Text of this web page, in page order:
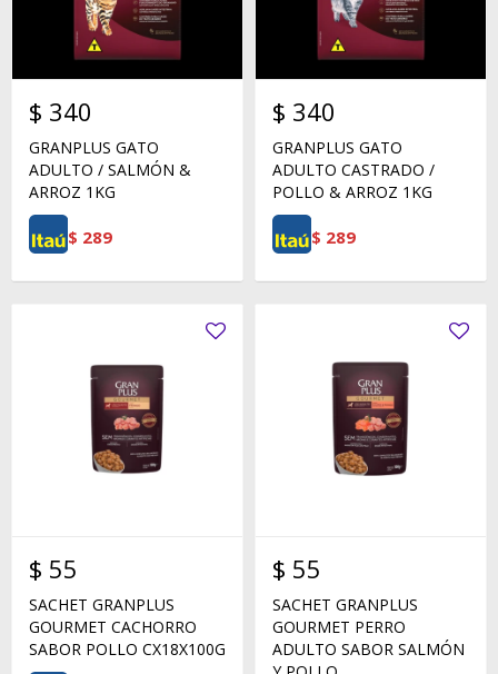
$ 340
GRANPLUS GATO
ADULTO / SALMÓN &
ARROZ 1KG
$ 289
$ 340
GRANPLUS GATO
ADULTO CASTRADO /
POLLO & ARROZ 1KG
$ 289
$ 55
SACHET GRANPLUS
GOURMET CACHORRO
SABOR POLLO CX18X100G
$ 55
SACHET GRANPLUS
GOURMET PERRO
ADULTO SABOR SALMÓN